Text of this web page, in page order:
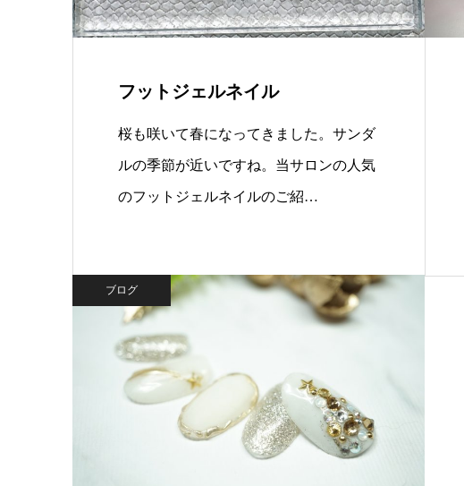
フットジェルネイル
桜も咲いて春になってきました。サンダ
ルの季節が近いですね。当サロンの人気
のフットジェルネイルのご紹…
ブログ